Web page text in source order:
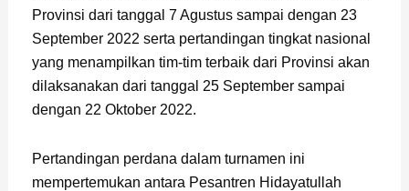
Provinsi dari tanggal 7 Agustus sampai dengan 23
September 2022 serta pertandingan tingkat nasional
yang menampilkan tim-tim terbaik dari Provinsi akan
dilaksanakan dari tanggal 25 September sampai
dengan 22 Oktober 2022.
Pertandingan perdana dalam turnamen ini
mempertemukan antara Pesantren Hidayatullah